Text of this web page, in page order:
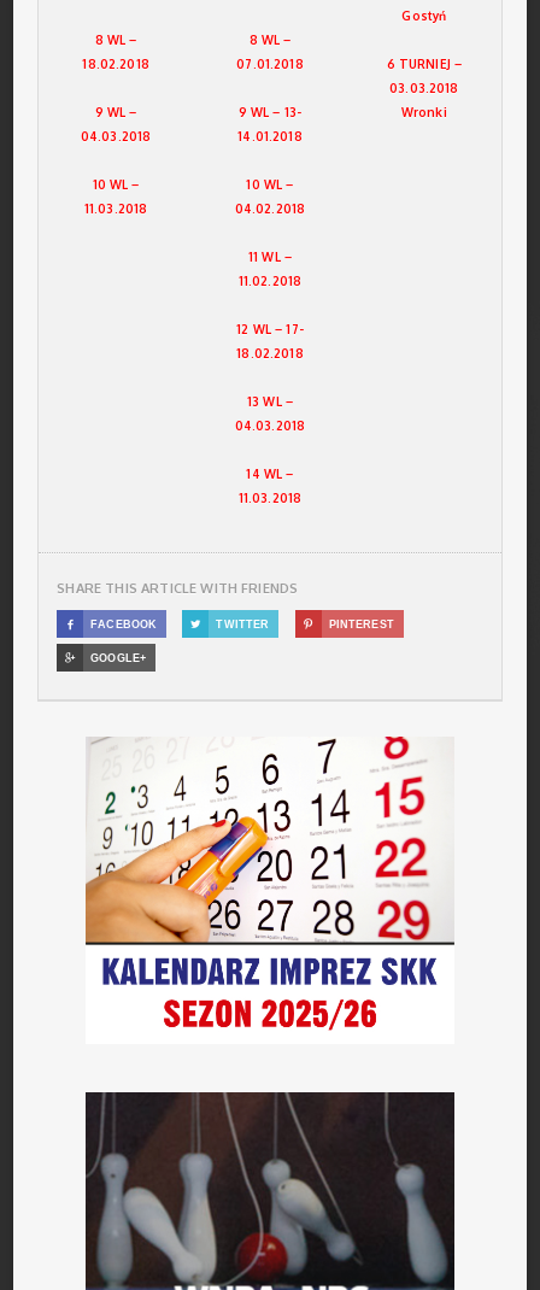
8 WL –
18.02.2018
9 WL –
04.03.2018
10 WL –
11.03.2018
8 WL –
07.01.2018
9 WL – 13-
14.01.2018
10 WL –
04.02.2018
11 WL –
11.02.2018
12 WL – 17-
18.02.2018
13 WL –
04.03.2018
14 WL –
11.03.2018
Gostyń
6 TURNIEJ –
03.03.2018
Wronki
SHARE THIS ARTICLE WITH FRIENDS
 FACEBOOK  TWITTER  PINTEREST
 GOOGLE+